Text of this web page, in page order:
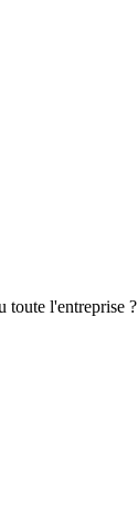
toute l'entreprise ?